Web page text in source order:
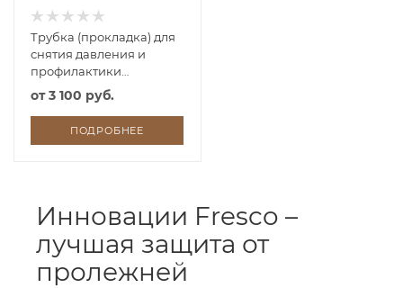
Трубка (прокладка) для
снятия давления и
профилактики
пролежней из
полимерного геля Fresco
от3 100 руб.
ПОДРОБНЕЕ
Инновации Fresco –
лучшая защита от
пролежней